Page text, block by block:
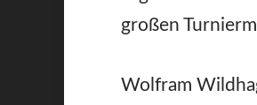
großen
Wolfram